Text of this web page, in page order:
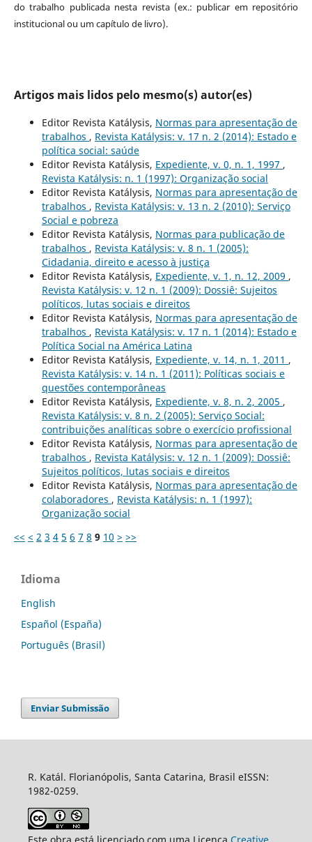
do trabalho publicada nesta revista (ex.: publicar em repositório
institucional ou um capítulo de livro).
Artigos mais lidos pelo mesmo(s) autor(es)
Editor Revista Katálysis, Normas para apresentação de
trabalhos , Revista Katálysis: v. 17 n. 2 (2014): Estado e
política social: saúde
Editor Revista Katálysis, Expediente, v. 0, n. 1, 1997 ,
Revista Katálysis: n. 1 (1997): Organização social
Editor Revista Katálysis, Normas para apresentação de
trabalhos , Revista Katálysis: v. 13 n. 2 (2010): Serviço
Social e pobreza
Editor Revista Katálysis, Normas para publicação de
trabalhos , Revista Katálysis: v. 8 n. 1 (2005):
Cidadania, direito e acesso à justiça
Editor Revista Katálysis, Expediente, v. 1, n. 12, 2009 ,
Revista Katálysis: v. 12 n. 1 (2009): Dossiê: Sujeitos
políticos, lutas sociais e direitos
Editor Revista Katálysis, Normas para apresentação de
trabalhos , Revista Katálysis: v. 17 n. 1 (2014): Estado e
Política Social na América Latina
Editor Revista Katálysis, Expediente, v. 14, n. 1, 2011 ,
Revista Katálysis: v. 14 n. 1 (2011): Políticas sociais e
questões contemporâneas
Editor Revista Katálysis, Expediente, v. 8, n. 2, 2005 ,
Revista Katálysis: v. 8 n. 2 (2005): Serviço Social:
contribuições analíticas sobre o exercício profissional
Editor Revista Katálysis, Normas para apresentação de
trabalhos , Revista Katálysis: v. 12 n. 1 (2009): Dossiê:
Sujeitos políticos, lutas sociais e direitos
Editor Revista Katálysis, Normas para apresentação de
colaboradores , Revista Katálysis: n. 1 (1997):
Organização social
<< < 2 3 4 5 6 7 8 9 10 > >>
Idioma
English
Español (España)
Português (Brasil)
Enviar Submissão
R. Katál. Florianópolis, Santa Catarina, Brasil eISSN:
1982-0259.